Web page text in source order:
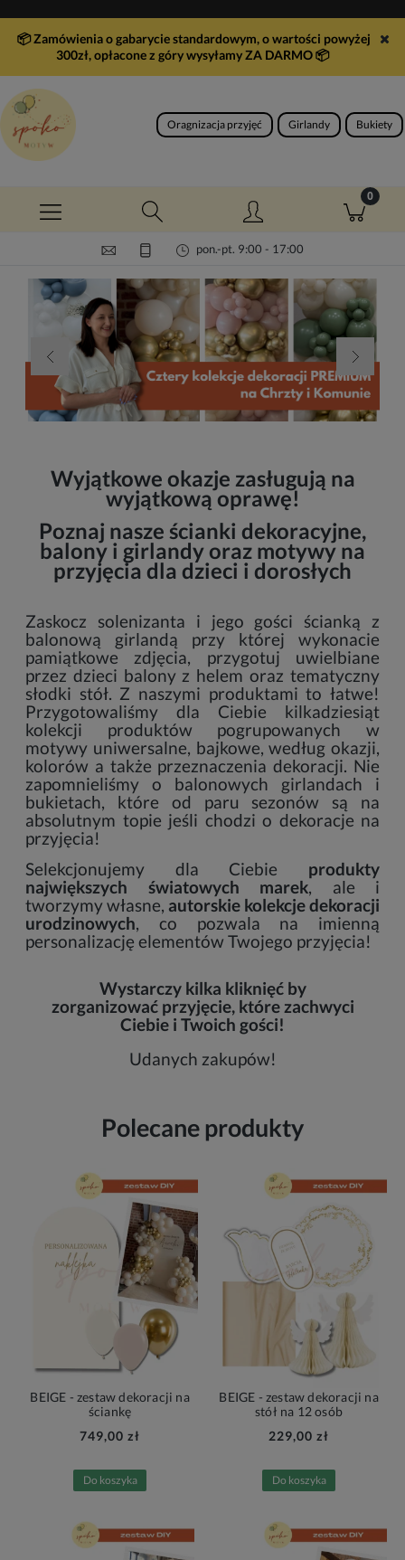
📦 Zamówienia o gabarycie standardowym, o wartości powyżej
300zł, opłacone z góry wysyłamy ZA DARMO📦
Oragnizacja przyjęć Girlandy Bukiety
pon.-pt. 9:00 - 17:00
Wyjątkowe okazje zasługują na
wyjątkową oprawę!
Poznaj nasze ścianki dekoracyjne,
balony i girlandy oraz motywy na
przyjęcia dla dzieci i dorosłych
Zaskocz solenizanta i jego gości ścianką z
balonową girlandą przy której wykonacie
pamiątkowe zdjęcia, przygotuj uwielbiane
przez dzieci balony z helem oraz tematyczny
słodki stół. Z naszymi produktami to łatwe!
Przygotowaliśmy dla Ciebie kilkadziesiąt
kolekcji produktów pogrupowanych w
motywy uniwersalne, bajkowe, według okazji,
kolorów a także przeznaczenia dekoracji. Nie
zapomnieliśmy o balonowych girlandach i
bukietach, które od paru sezonów są na
absolutnym topie jeśli chodzi o dekoracje na
przyjęcia!
Selekcjonujemy dla Ciebie produkty
największych światowych marek, ale i
tworzymy własne, autorskie kolekcje dekoracji
urodzinowych, co pozwala na imienną
personalizację elementów Twojego przyjęcia!
Wystarczy kilka kliknięć by
zorganizować przyjęcie, które zachwyci
Ciebie i Twoich gości!
Udanych zakupów!
Polecane produkty
BEIGE - zestaw dekoracji na
ściankę
749,00 zł
Do koszyka
BEIGE - zestaw dekoracji na
stół na 12 osób
229,00 zł
Do koszyka